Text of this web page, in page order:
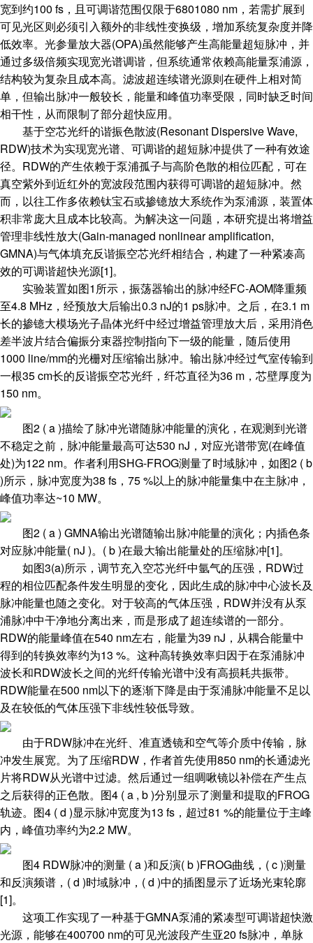
宽到约100 fs，且可调谐范围仅限于6801080 nm，若需扩展到
可见光区则必须引入额外的非线性变换级，增加系统复杂度并降
低效率。光参量放大器(OPA)虽然能够产生高能量超短脉冲，并
通过多级倍频实现宽光谱调谐，但系统通常依赖高能量泵浦源，
结构较为复杂且成本高。滤波超连续谱光源则在硬件上相对简
单，但输出脉冲一般较长，能量和峰值功率受限，同时缺乏时间
相干性，从而限制了部分超快应用。
基于空芯光纤的谐振色散波(Resonant Dispersive Wave,
RDW)技术为实现宽光谱、可调谐的超短脉冲提供了一种有效途
径。RDW的产生依赖于泵浦孤子与高阶色散的相位匹配，可在
真空紫外到近红外的宽波段范围内获得可调谐的超短脉冲。然
而，以往工作多依赖钛宝石或掺镱放大系统作为泵浦源，装置体
积非常庞大且成本比较高。为解决这一问题，本研究提出将增益
管理非线性放大(Gain-managed nonlinear amplification,
GMNA)与气体填充反谐振空芯光纤相结合，构建了一种紧凑高
效的可调谐超快光源[1]。
实验装置如图1所示，振荡器输出的脉冲经FC-AOM降重频
至4.8 MHz，经预放大后输出0.3 nJ的1 ps脉冲。之后，在3.1 m
长的掺镱大模场光子晶体光纤中经过增益管理放大后，采用消色
差半波片结合偏振分束器控制指向下一级的能量，随后使用
1000 line/mm的光栅对压缩输出脉冲。输出脉冲经过气室传输到
一根35 cm长的反谐振空芯光纤，纤芯直径为36 m，芯壁厚度为
150 nm。
图2 ( a )描绘了脉冲光谱随脉冲能量的演化，在观测到光谱
不稳定之前，脉冲能量最高可达530 nJ，对应光谱带宽(在峰值
处)为122 nm。作者利用SHG-FROG测量了时域脉冲，如图2 ( b
)所示，脉冲宽度为38 fs，75 %以上的脉冲能量集中在主脉冲，
峰值功率达~10 MW。
图2 ( a ) GMNA输出光谱随输出脉冲能量的演化；内插色条
对应脉冲能量( nJ )。( b )在最大输出能量处的压缩脉冲[1]。
如图3(a)所示，调节充入空芯光纤中氩气的压强，RDW过
程的相位匹配条件发生明显的变化，因此生成的脉冲中心波长及
脉冲能量也随之变化。对于较高的气体压强，RDW并没有从泵
浦脉冲中干净地分离出来，而是形成了超连续谱的一部分。
RDW的能量峰值在540 nm左右，能量为39 nJ，从耦合能量中
得到的转换效率约为13 %。这种高转换效率归因于在泵浦脉冲
波长和RDW波长之间的光纤传输光谱中没有高损耗共振带。
RDW能量在500 nm以下的逐渐下降是由于泵浦脉冲能量不足以
及在较低的气体压强下非线性较低导致。
由于RDW脉冲在光纤、准直透镜和空气等介质中传输，脉
冲发生展宽。为了压缩RDW，作者首先使用850 nm的长通滤光
片将RDW从光谱中过滤。然后通过一组啁啾镜以补偿在产生点
之后获得的正色散。图4 ( a , b )分别显示了测量和提取的FROG
轨迹。图4 ( d )显示脉冲宽度为13 fs，超过81 %的能量位于主峰
内，峰值功率约为2.2 MW。
图4 RDW脉冲的测量 ( a )和反演( b )FROG曲线，( c )测量
和反演频谱，( d )时域脉冲，( d )中的插图显示了近场光束轮廓
[1]。
这项工作实现了一种基于GMNA泵浦的紧凑型可调谐超快激
光源，能够在400700 nm的可见光波段产生亚20 fs脉冲，单脉